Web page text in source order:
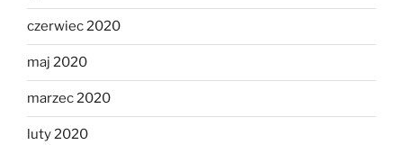
czerwiec 2020
maj 2020
marzec 2020
luty 2020